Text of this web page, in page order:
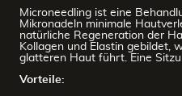
Microneedling ist eine
Mikronadeln minimale
natürliche Regeneration der
Kollagen und Elastin gebildet,
glatteren Haut führt. Eine
Vorteile: